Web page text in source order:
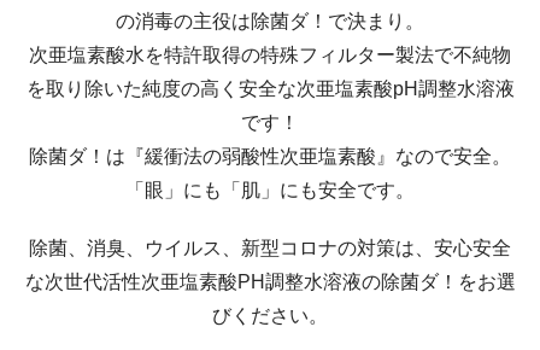
の消毒の主役は除菌ダ！で決まり。
次亜塩素酸水を特許取得の特殊フィルター製法で不純物
を取り除いた純度の高く安全な次亜塩素酸pH調整水溶液
です！
除菌ダ！は『緩衝法の弱酸性次亜塩素酸』なので安全。
「眼」にも「肌」にも安全です。
除菌、消臭、ウイルス、新型コロナの対策は、安心安全
な次世代活性次亜塩素酸PH調整水溶液の除菌ダ！をお選
びください。